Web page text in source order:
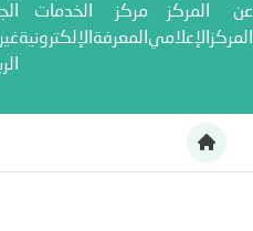
عن
المركز
المركز
الإعلامي
مركز
المعرفة
الخدمات
الإلكترونيةغير